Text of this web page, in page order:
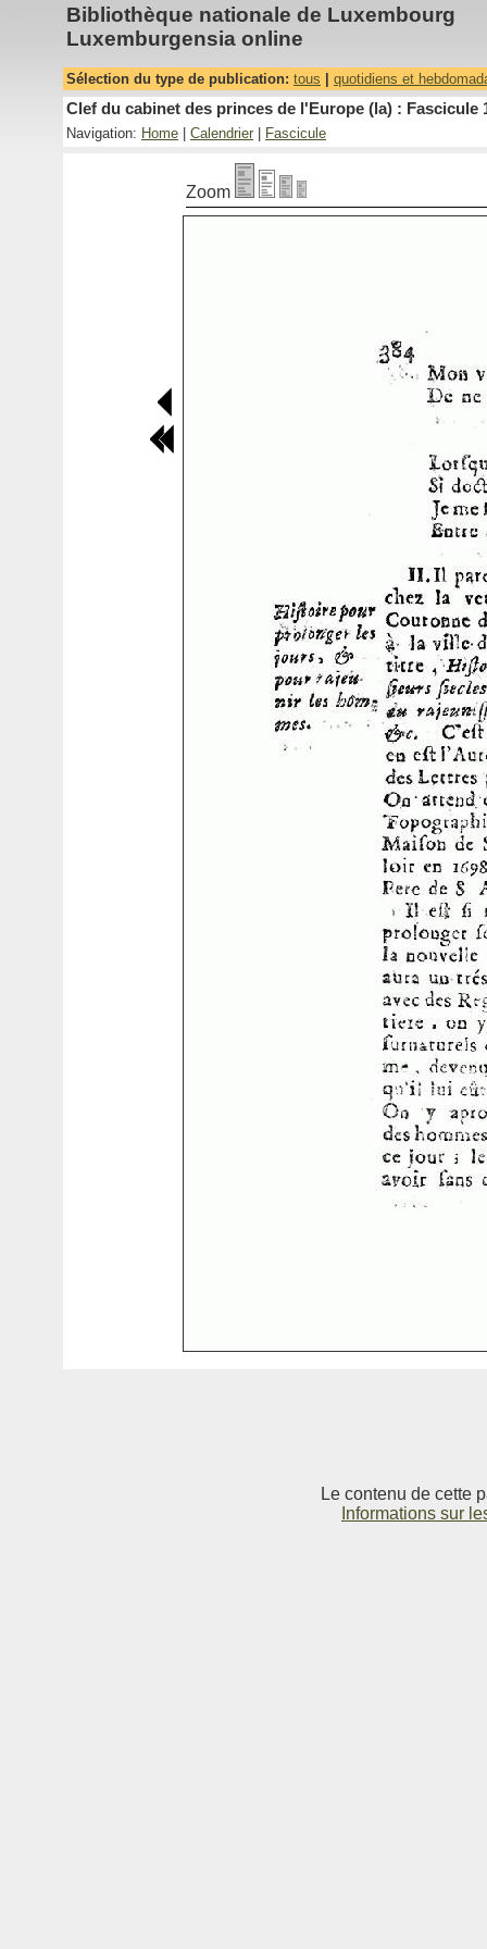
Bibliothèque nationale de Luxembourg
Luxemburgensia online
Sélection du type de publication: tous quotidiens et
Clef du cabinet des princes de l'Europe (la) : Fascicule
Navigation: Home Calendrier Fascicule
Zoom
Le contenu de cette
Informations sur